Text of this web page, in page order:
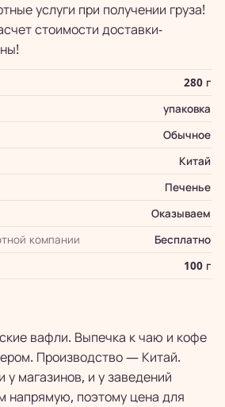
услуги при получении груза!
стоимости доставки-
280 г
упаковка
Обычное
Китай
Печенье
Оказываем
компании
Бесплатно
100 г
вафли. Выпечка к чаю и кофе
Производство — Китай.
у магазинов, и у заведений
напрямую, поэтому цена для